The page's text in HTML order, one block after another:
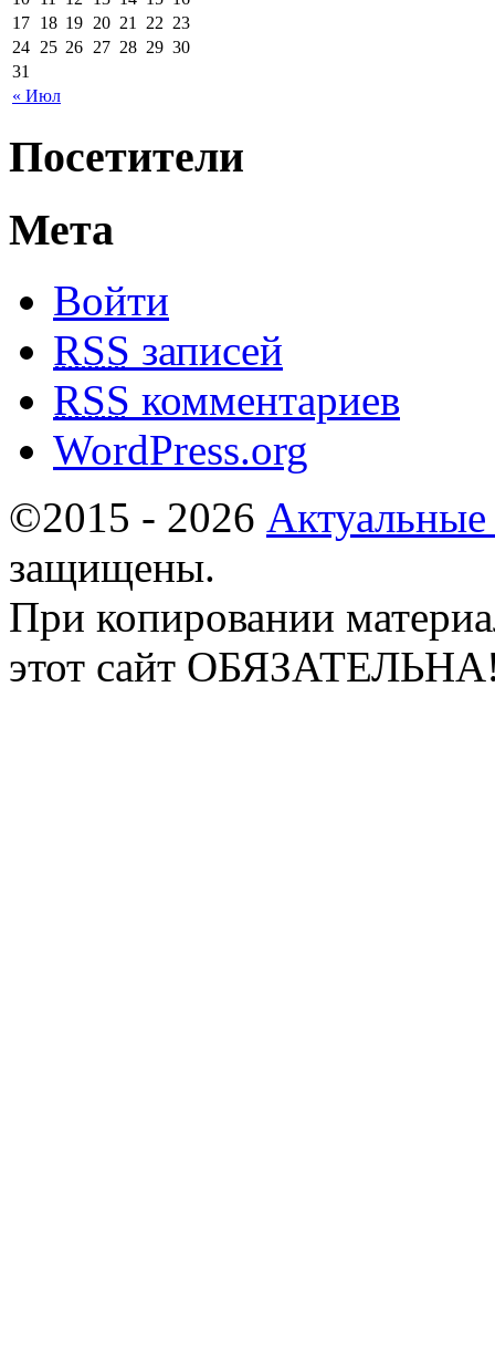
« Июл
17 18 19 20 21 22 23
24 25 26 27 28 29 30
31
Посетители
Мета
Войти
RSS записей
RSS комментариев
WordPress.org
©2015 - 2026
защищены.
При копировании
этот сайт